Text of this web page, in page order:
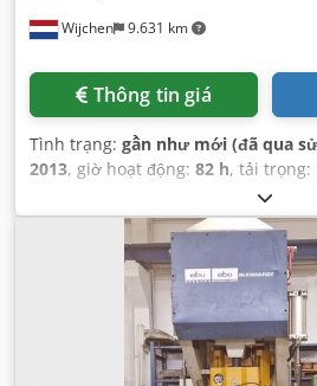
Wijchen 9.631 km
Thông tin giá
Tình trạng: gần như mới (đã qua
2013, giờ hoạt động: 82 h, tải trọng:
, loại nhiên liệu:
chiều cao xây dựng:2.540 mm,